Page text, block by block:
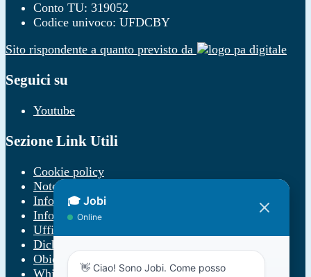
Conto TU: 319052
Codice univoco: UFDCBY
Sito rispondente a quanto previsto da
Seguici su
Youtube
Sezione Link Utili
Cookie policy
Note legali
Informativa Privacy
Informativa Privacy chatbot Jobi
Ufficio Relazioni con il Pubblico
Dichiarazione di accessibilità
Obiettivi di accessibilità
Whistleblowing